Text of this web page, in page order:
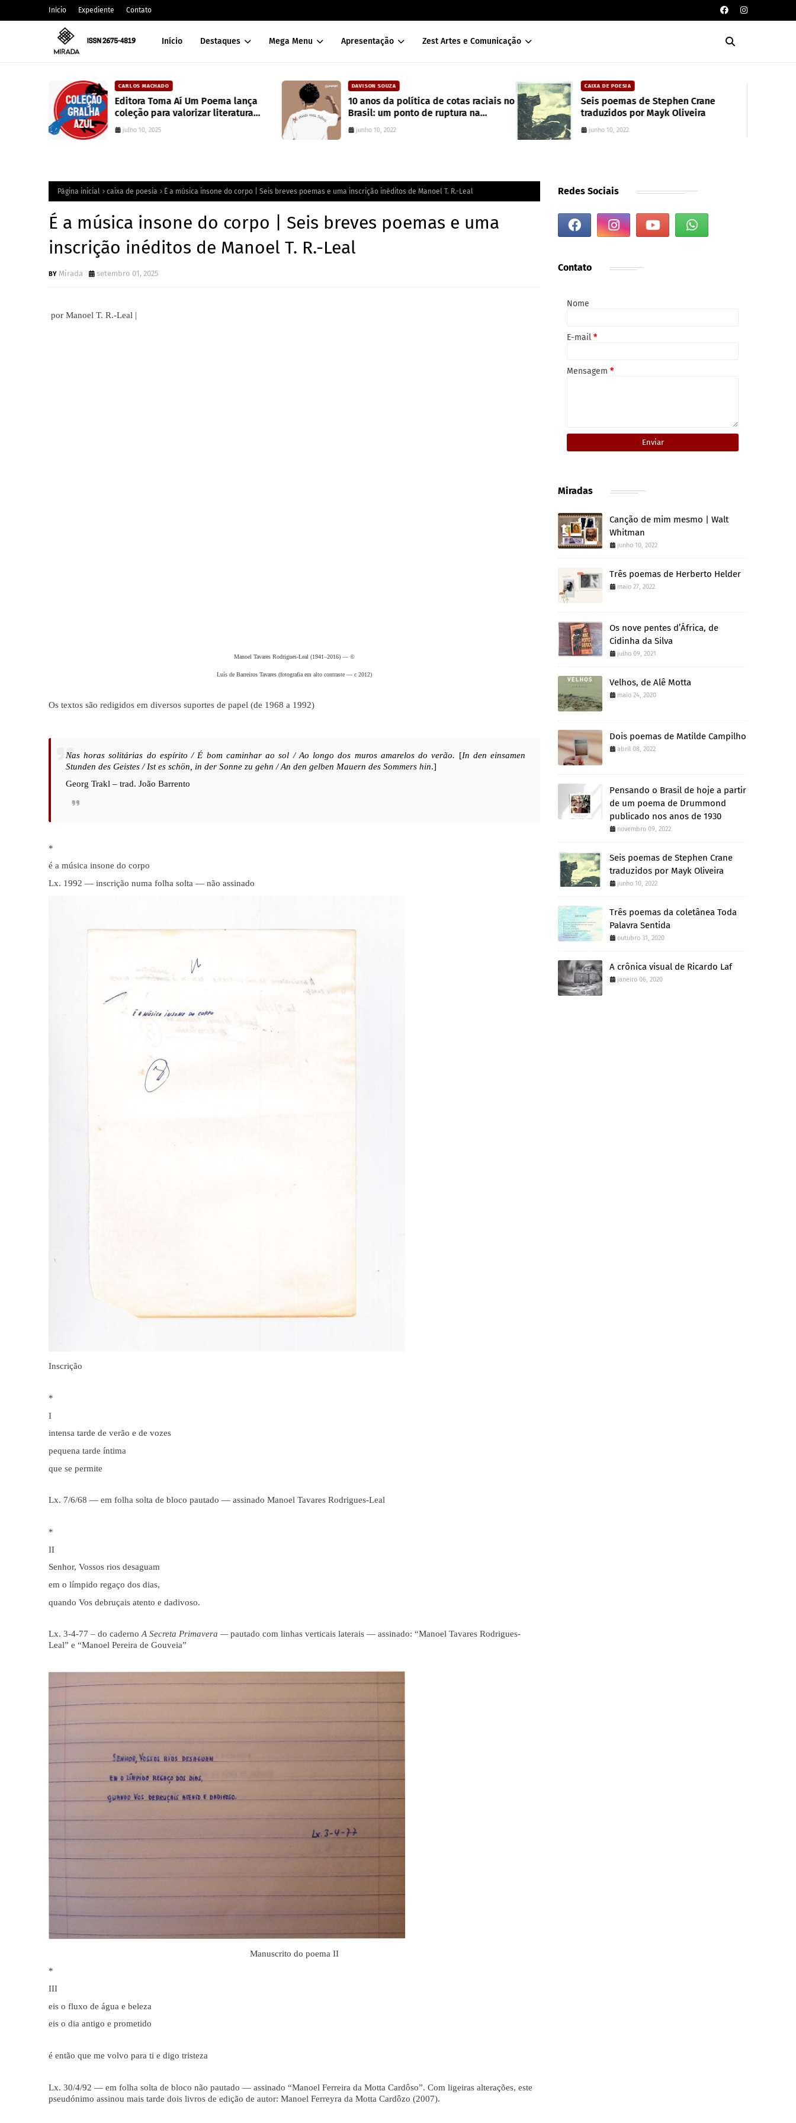
Início Expediente Contato
Início Destaques Mega Menu Apresentação Zest Artes e Comunicação
CARLOS MACHADO
Editora Toma Aí Um Poema lança
coleção para valorizar literatura
paranaense
julho 10, 2025
DAVISON SOUZA
10 anos da política de cotas raciais no
Brasil: um ponto de ruptura na
colonialidade
junho 10, 2022
CAIXA DE POESIA
Seis poemas de Stephen Crane
traduzidos por Mayk Oliveira
junho 10, 2022
Página inicial caixa de poesia É a música insone do corpo | Seis breves poemas e uma inscrição inéditos de Manoel T. R.-Leal
É a música insone do corpo | Seis breves poemas e uma
inscrição inéditos de Manoel T. R.-Leal
Mirada setembro 01, 2025
por Manoel T. R.-Leal |
Manoel Tavares Rodrigues-Leal (1941–2016) — ©
Luís de Barreiros Tavares (fotografia em alto contraste — c 2012)
Os textos são redigidos em diversos suportes de papel (de 1968 a 1992)
Nas horas solitárias do espírito / É bom caminhar ao sol / Ao longo dos muros amarelos do verão. [In den einsamen
Stunden des Geistes / Ist es schön, in der Sonne zu gehn / An den gelben Mauern des Sommers hin.]
Georg Trakl – trad. João Barrento
*
é a música insone do corpo
Lx. 1992 — inscrição numa folha solta — não assinado
Inscrição
*
I
intensa tarde de verão e de vozes
pequena tarde íntima
que se permite
Lx. 7/6/68 — em folha solta de bloco pautado — assinado Manoel Tavares Rodrigues-Leal
*
II
Senhor, Vossos rios desaguam
em o límpido regaço dos dias,
quando Vos debruçais atento e dadivoso.
Lx. 3-4-77 – do cadernoA Secreta Primavera —pautado com linhas verticais laterais — assinado: “Manoel Tavares Rodrigues-
Leal” e “Manoel Pereira de Gouveia”
Manuscrito do poema II
*
III
eis o fluxo de água e beleza
eis o dia antigo e prometido
é então que me volvo para ti e digo tristeza
Lx. 30/4/92 — em folha solta de bloco não pautado — assinado “Manoel Ferreira da Motta Cardôso”. Com ligeiras alterações, este
pseudónimo assinou mais tarde dois livros de edição de autor: Manoel Ferreyra da Motta Cardôzo (2007).
Redes Sociais
Contato
Nome
E-mail *
Mensagem *
Miradas
Canção de mim mesmo | Walt
Whitman
junho 10, 2022
Três poemas de Herberto Helder
maio 27, 2022
Os nove pentes d’África, de
Cidinha da Silva
julho 09, 2021
Velhos, de Alê Motta
maio 24, 2020
Dois poemas de Matilde Campilho
abril 08, 2022
Pensando o Brasil de hoje a partir
de um poema de Drummond
publicado nos anos de 1930
novembro 09, 2022
Seis poemas de Stephen Crane
traduzidos por Mayk Oliveira
junho 10, 2022
Três poemas da coletânea Toda
Palavra Sentida
outubro 31, 2020
A crônica visual de Ricardo Laf
janeiro 06, 2020